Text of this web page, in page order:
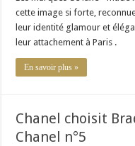
cette image si forte,
leur identité glamour et
leur attachement à Paris .
En savoir plus »
Chanel choisit
Chanel n°5